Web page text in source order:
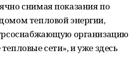
снимая показания по
тепловой энергии,
организацию
сети», и уже здесь